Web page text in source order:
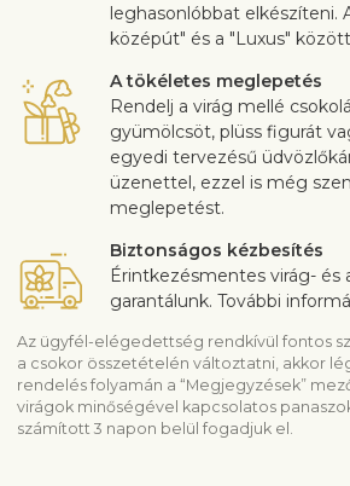
leghasonlóbbat elkészíteni.
középút" és a "Luxus"
A tökéletes meglepetés
Rendelj a virág mellé
gyümölcsöt, plüss figurát
egyedi tervezésű
üzenettel, ezzel is még
meglepetést.
Biztonságos kézbesítés
Érintkezésmentes virág- és
garantálunk. További
Az ügyfél-elégedettség rendkívül fontos
a csokor összetételén változtatni, akkor
rendelés folyamán a “Megjegyzések”
virágok minőségével kapcsolatos
számított 3 napon belül fogadjuk el.